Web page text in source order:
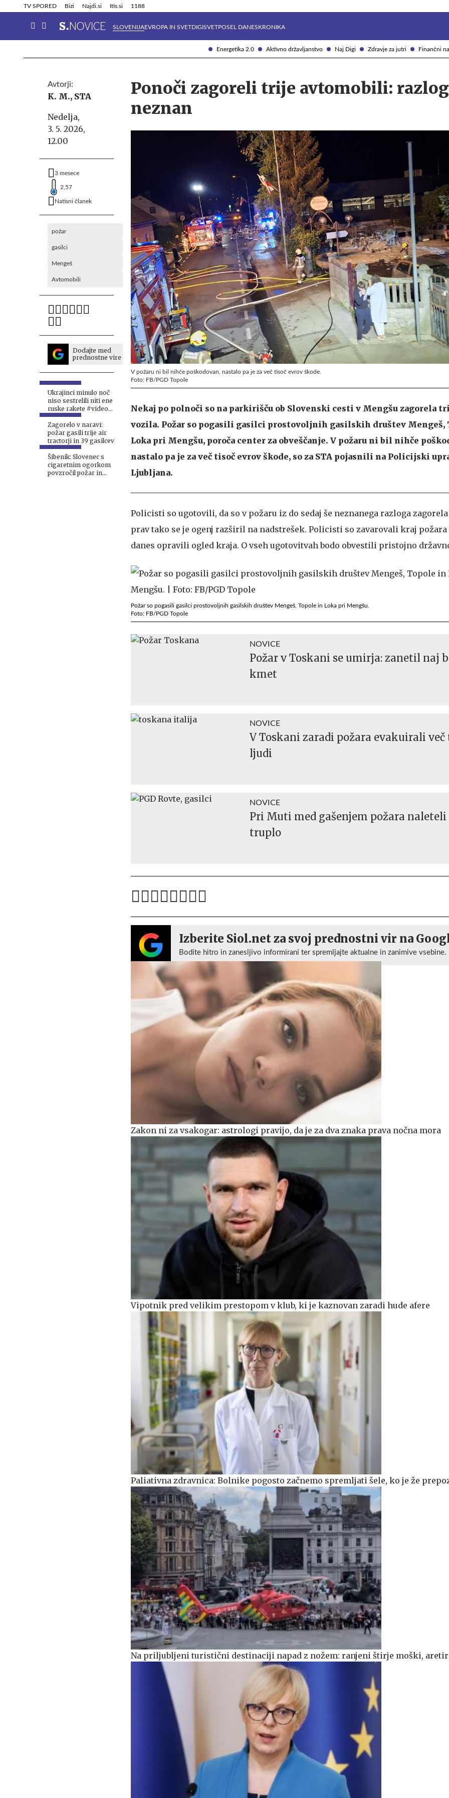
Energetika 2.0 Aktivno državljanstvo Naj Digi Zdravje za jutri Finančni
TV SPORED Bizi Najdi.si Itis.si 1188
SLOVENIJAEVROPA IN SVETDIGISVETPOSEL DANESKRONIKA
Info in obvestila Tehnik
Avtorji:
K. M., STA
Nedelja,
3. 5. 2026,
12.00
3 mesece
2,57
Natisni članek
požar
gasilci
Mengeš
Avtomobili
Dodajte med
prednostne vire
Ukrajinci minulo noč
niso sestrelili niti ene
ruske rakete #video
#vŽivo
Zagorelo v naravi:
požar gasili trije air
tractorji in 39 gasilcev
Šibenik: Slovenec s
cigaretnim ogorkom
povzročil požar in
Ponoči zagoreli trije avtomobili: razlog
neznan
V požaru ni bil nihče poškodovan, nastalo pa je za več tisoč evrov škode.
Foto: FB/PGD Topole
Nekaj po polnoči so na parkirišču ob Slovenski cesti v Mengšu zagorela
vozila. Požar so pogasili gasilci prostovoljnih gasilskih društev Mengeš,
Loka pri Mengšu, poroča center za obveščanje. V požaru ni bil nihče
nastalo pa je za več tisoč evrov škode, so za STA pojasnili na Policijski
Ljubljana.
Policisti so ugotovili, da so v požaru iz do sedaj še neznanega razloga
prav tako se je ogenj razširil na nadstrešek. Policisti so zavarovali kraj požara
danes opravili ogled kraja. O vseh ugotovitvah bodo obvestili pristojno
Požar so pogasili gasilci prostovoljnih gasilskih društev Mengeš, Topole in Loka pri Mengšu.
Foto: FB/PGD Topole
NOVICE
Požar v Toskani se umirja: zanetil naj
kmet
NOVICE
V Toskani zaradi požara evakuirali več
ljudi
NOVICE
Pri Muti med gašenjem požara naleteli
truplo
Izberite Siol.net za svoj prednostni vir na
Bodite hitro in zanesljivo informirani ter spremljajte aktualne in zanimive vsebine.
Zakon ni za vsakogar: astrologi pravijo, da je za dva znaka prava nočna mora
Vipotnik pred velikim prestopom v klub, ki je kaznovan zaradi hude afere
Paliativna zdravnica: Bolnike pogosto začnemo spremljati šele, ko je že
Na priljubljeni turistični destinaciji napad z nožem: ranjeni štirje moški,